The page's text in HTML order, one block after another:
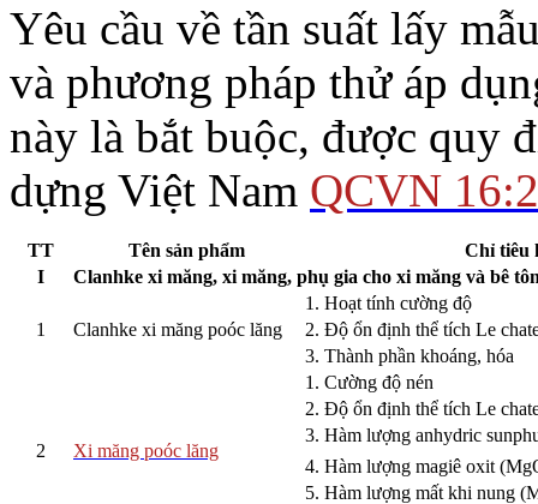
Yêu cầu về tần suất lấy
và phương pháp thử áp
này là bắt buộc, được quy
dựng Việt Nam QCVN
TT Tên sản phẩm
Chỉ tiêu
I
Clanhke xi măng, xi măng, phụ gia cho xi măng và bê
1 Clanhke xi măng poóc lăng
1. Hoạt tính cường độ
2. Độ ổn định thể tích Le
3. Thành phần khoáng, hóa
2 Xi măng poóc lăng
1. Cường độ nén
2. Độ ổn định thể tích Le
3. Hàm lượng anhydric
4. Hàm lượng magiê oxit
5. Hàm lượng mất khi nung